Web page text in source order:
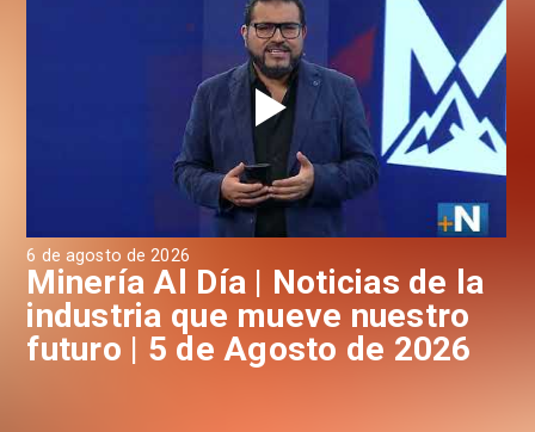
4 de agosto de 2026
Minería Al Día | Noticias de la
industria que mueve nuestro
futuro | 4 de Agosto de 2026